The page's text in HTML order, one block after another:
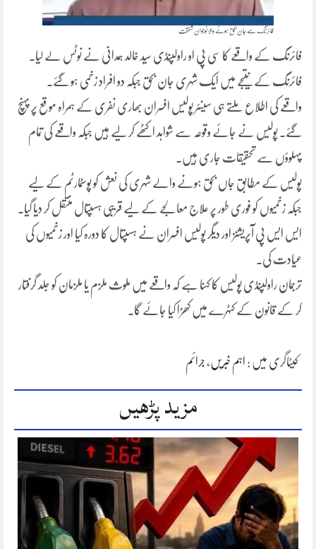
فائرنگ سے جان بحق ہونے والا نوجوان شفقت
فائرنگ کے واقعے کا سی پی او راولپنڈی سید خالد ہمدانی نے نوٹس لے لیا۔
فائرنگ کے نتیجے میں ایک شہری جان بحق جبکہ دو افراد زخمی ہو گئے۔
واقعے کی اطلاع ملتے ہی سینئر پولیس افسران بھاری نفری کے ہمراہ موقع پر پہنچ
گئے۔ پولیس نے جائے وقوعہ سے شواہد اکٹھے کر لیے ہیں جبکہ واقعے کی تمام
پہلوؤں سے تحقیقات جاری ہیں۔
پولیس کے مطابق جاں بحق ہونے والے شہری کی نعش کو پوسٹمارٹم کے لیے
جبکہ زخمیوں کو فوری طور پر علاج معالجے کے لیے قریبی ہسپتال منتقل کر دیا گیا۔
ایس ایس پی آپریشنز اور دیگر پولیس افسران نے ہسپتال کا دورہ کیا اور زخمیوں کی
عیادت کی۔
ترجمان راولپنڈی پولیس کا کہنا ہے کہ واقعے میں ملوث ملزم یا ملزمان کو جلد گرفتار
کر کے قانون کے کٹہرے میں کھڑا کیا جائے گا۔
کیٹاگری میں : اہم خبریں ، جرائم
مزید پڑھیں